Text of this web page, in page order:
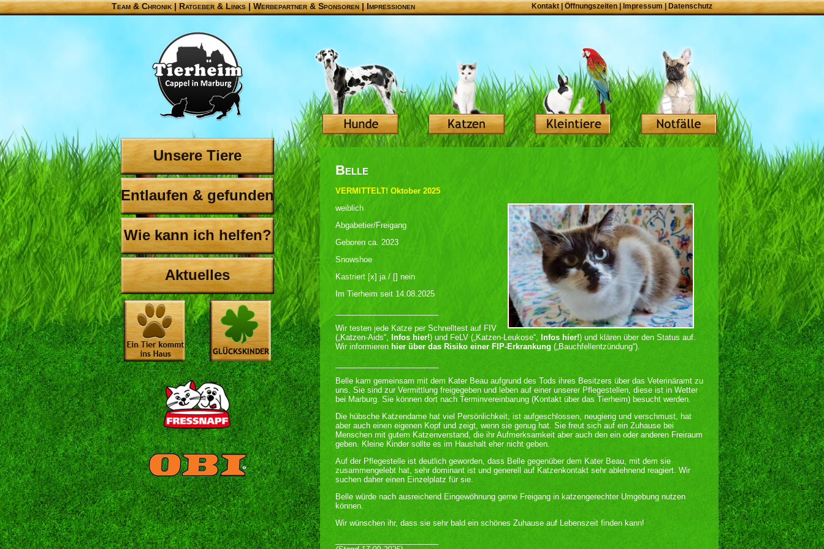
Team & Chronik |Ratgeber & Links|Werbepartner & Sponsoren|Impressionen Kontakt Öffnungszeiten| Impressum|Datenschutz
Unsere Tiere
Entlaufen & gefunden
Wie kann ich helfen?
Aktuelles
Belle
VERMITTELT! Oktober 2025
weiblich
Abgabetier/Freigang
Geboren ca. 2023
Snowshoe
Kastriert [x] ja / [] nein
Im Tierheim seit 14.08.2025
Wir testen jede Katze per Schnelltest auf FIV
(„Katzen-Aids“, Infos hier!) und FeLV („Katzen-Leukose“, Infos hier!) und klären über den Status auf.
Wir informieren hier über das Risiko einer FIP-Erkrankung („Bauchfellentzündung“).
Belle kam gemeinsam mit dem Kater Beau aufgrund des Tods ihres Besitzers über das Veterinäramt zu
uns. Sie sind zur Vermittlung freigegeben und leben auf einer unserer Pflegestellen, diese ist in Wetter
bei Marburg. Sie können dort nach Terminvereinbarung (Kontakt über das Tierheim) besucht werden.
Die hübsche Katzendame hat viel Persönlichkeit, ist aufgeschlossen, neugierig und verschmust, hat
aber auch einen eigenen Kopf und zeigt, wenn sie genug hat. Sie freut sich auf ein Zuhause bei
Menschen mit gutem Katzenverstand, die ihr Aufmerksamkeit aber auch den ein oder anderen Freiraum
geben. Kleine Kinder sollte es im Haushalt eher nicht geben.
Auf der Pflegestelle ist deutlich geworden, dass Belle gegenüber dem Kater Beau, mit dem sie
zusammengelebt hat, sehr dominant ist und generell auf Katzenkontakt sehr ablehnend reagiert. Wir
suchen daher einen Einzelplatz für sie.
Belle würde nach ausreichend Eingewöhnung gerne Freigang in katzengerechter Umgebung nutzen
können.
Wir wünschen ihr, dass sie sehr bald ein schönes Zuhause auf Lebenszeit finden kann!
________________________